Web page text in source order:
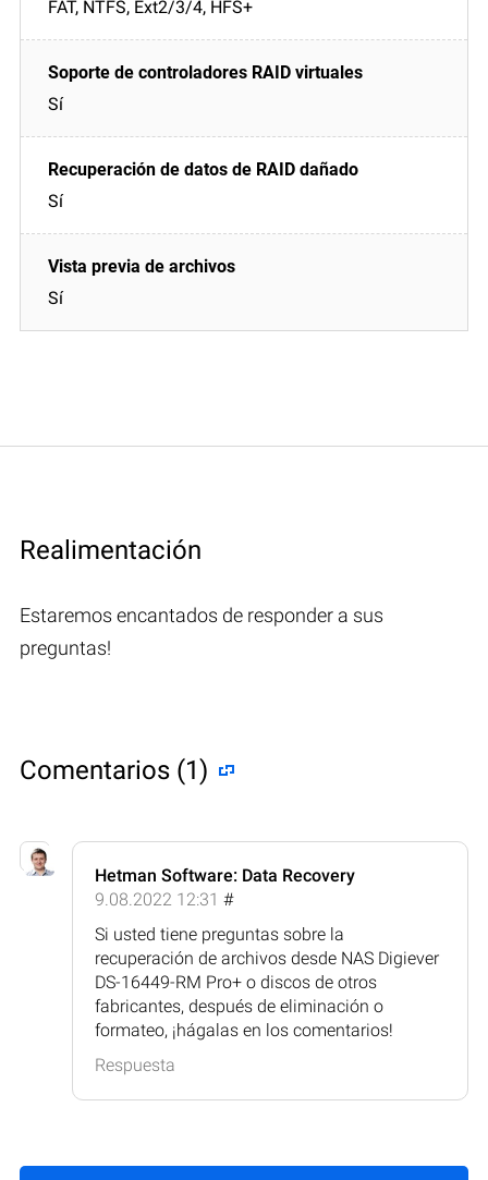
FAT, NTFS, Ext2/3/4, HFS+
Sí
Sí
Sí
Realimentación
Estaremos encantados de responder a sus
preguntas!
Comentarios (1)
Hetman Software: Data Recovery
9.08.2022 12:31 #
Si usted tiene preguntas sobre la
recuperación de archivos desde NAS Digiever
DS-16449-RM Pro+ o discos de otros
fabricantes, después de eliminación o
formateo, ¡hágalas en los comentarios!
Respuesta